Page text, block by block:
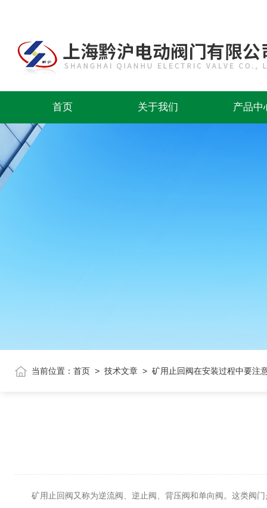
首页 关于我们 产品中
当前位置： 首页 > 技术文章 > 矿用止回阀在安装过程中要注
矿用止回阀又称为逆流阀、逆止阀、背压阀和单向阀。这类阀门